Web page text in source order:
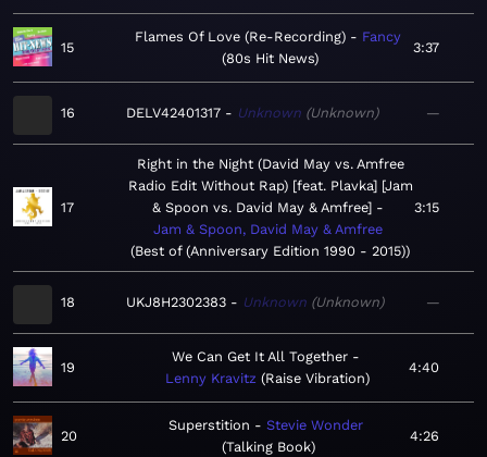
15
Flames Of Love (Re-Recording)
Fancy
80s Hit News
3:37
16 DELV42401317 Unknown Unknown —
17
Right in the Night (David May vs. Amfree
Radio Edit Without Rap) [feat. Plavka] [Jam
& Spoon vs. David May & Amfree]
Jam & Spoon, David May & Amfree
Best of (Anniversary Edition 1990 - 2015)
3:15
18 UKJ8H2302383 Unknown Unknown —
19
We Can Get It All Together
Lenny Kravitz
Raise Vibration
4:40
20
Superstition
Stevie Wonder
Talking Book
4:26